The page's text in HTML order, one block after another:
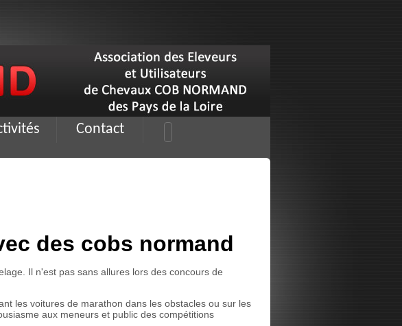
Contact
des cobs normand
Il n'est pas sans allures lors des concours de
les voitures de marathon dans les obstacles ou sur les
aux meneurs et public des compétitions